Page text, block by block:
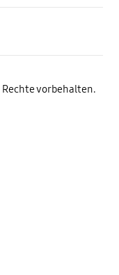
vorbehalten.